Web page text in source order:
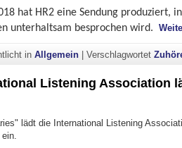
hat HR2 eine Sendung produziert,
unterhaltsam besprochen wird.
inAllgemein |Verschlagwortet
Listening Association
lädt die International Listening